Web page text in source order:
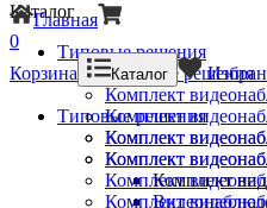
Каталог
Типовые решения
Типовые решения
Комплект
Комплект
Комплект
Комплект
Комплект
Главная
0
Корзина
Каталог
Типовые решения
Комплект
Комплект
Комплект
Комплект